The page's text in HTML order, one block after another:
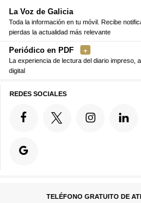
La Voz de Galicia
Toda la información en tu móvil. Recibe
pierdas la actualidad más relevante
Periódico en PDF
La experiencia de lectura del diario impreso,
digital
REDES SOCIALES
TELÉFONO GRATUITO DE